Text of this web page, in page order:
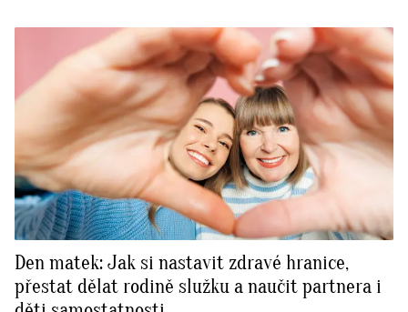
Den matek: Jak si nastavit zdravé hranice,
přestat dělat rodině služku a naučit partnera i